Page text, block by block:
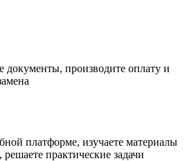
документы, производите оплату и
платформе, изучаете материалы
практические задачи